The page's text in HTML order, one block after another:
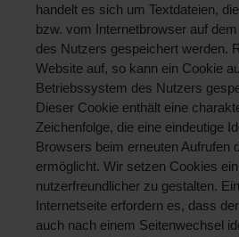
handelt es sich um Textdateien,
bzw. vom Internetbrowser auf
des Nutzers gespeichert werden.
Website auf, so kann ein Cookie
Betriebssystem des Nutzers
Dieser Cookie enthält eine
Zeichenfolge, die eine eindeutige
Browsers beim erneuten Aufrufen
ermöglicht. Wir setzen Cookies
nutzerfreundlicher zu gestalten.
Internetseite erfordern es, dass
auch nach einem Seitenwechsel